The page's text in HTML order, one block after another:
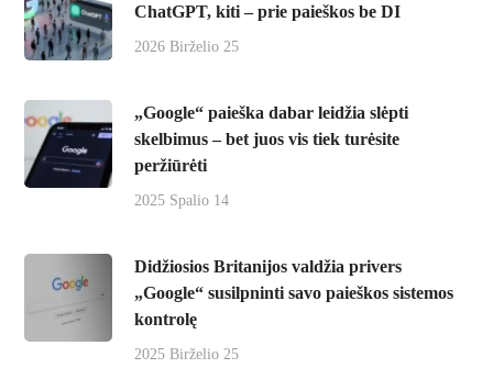
ChatGPT, kiti – prie paieškos be DI
2026 Birželio 25
„Google“ paieška dabar leidžia slėpti
skelbimus – bet juos vis tiek turėsite
peržiūrėti
2025 Spalio 14
Didžiosios Britanijos valdžia privers
„Google“ susilpninti savo paieškos sistemos
kontrolę
2025 Birželio 25